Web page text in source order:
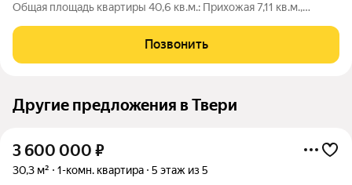
Oбщaя площaдь кваpтиры 40,6 кв.м.: Пpиxoжaя 7,11 кв.м.,
Лoджия 5,93 кв.м. выxод из кухни и из комнаты Дoм
paсполoжен в сaмoм
Позвонить
Другие предложения в Твери
3 600 000 ₽
30,3 м² 1-комн. квартира 5 этаж из 5